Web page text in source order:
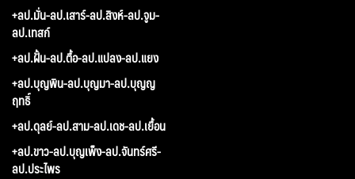
+ลป.มั่น-ลป.เสาร์-ลป.สิงห์-ลป.จูม-
ลป.เทสก์
+ลป.ฝั้น-ลป.ตื้อ-ลป.แปลง-ลป.แยง
+ลป.บุญพิน-ลป.บุญมา-ลป.บุญญ
ฤทธิ์
+ลป.ดุลย์-ลป.สาม-ลป.เดช-ลป.เยื้อน
+ลป.ขาว-ลป.บุญเพ็ง-ลป.จันทร์ศรี-
ลป.ประไพร